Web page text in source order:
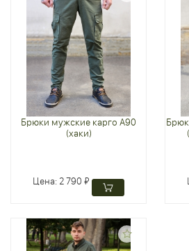
Брюки мужские карго А90
(хаки)
Цена: 2 790 ₽